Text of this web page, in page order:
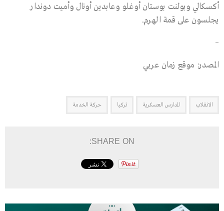
أكسكالي وبولنت بوستان أوغلو وعابدين أونال وأميت دوندار
يجلسون على قمة الهرم.
–
المصدر: موقع زمان عربي
الانقلاب المدارس العسكرية تركيا حركة الخدمة
SHARE ON: